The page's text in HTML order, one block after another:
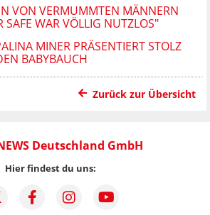
VON VERMUMMTEN MÄNNERN
SAFE WAR VÖLLIG NUTZLOS"
MINER PRÄSENTIERT STOLZ
BABYBAUCH
Zurück zur Übersicht
Deutschland GmbH
Hier findest du uns: